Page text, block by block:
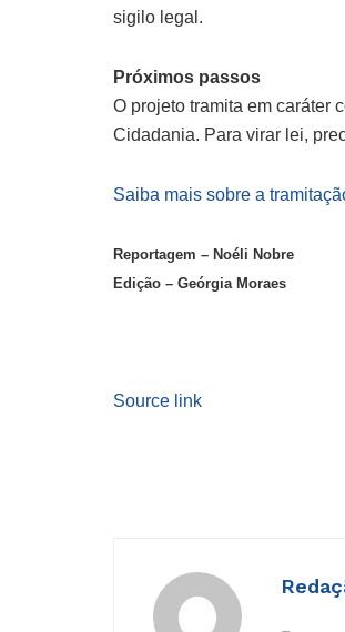
sigilo legal.
Próximos passos
O projeto tramita em caráter
Cidadania. Para virar lei,
Saiba mais sobre a
Reportagem – Noéli Nobre
Edição – Geórgia Moraes
Source link